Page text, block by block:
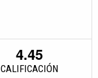
4.45
CALIFICACIÓN